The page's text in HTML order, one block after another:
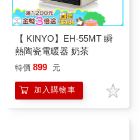
【 KINYO】EH-55MT 瞬
熱陶瓷電暖器 奶茶
特價 899 元
加入購物車